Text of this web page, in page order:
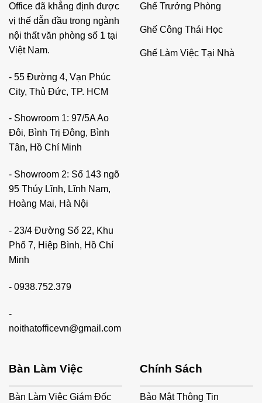
Office đã khẳng định được
vị thế dẫn đầu trong ngành
nội thất văn phòng số 1 tại
Việt Nam.
- 55 Đường 4, Vạn Phúc
City, Thủ Đức, TP. HCM
- Showroom 1: 97/5A Ao
Đôi, Bình Trị Đông, Bình
Tân, Hồ Chí Minh
- Showroom 2: Số 143 ngõ
95 Thúy Lĩnh, Lĩnh Nam,
Hoàng Mai, Hà Nội
- 23/4 Đường Số 22, Khu
Phố 7, Hiệp Bình, Hồ Chí
Minh
- 0938.752.379
-
noithatofficevn@gmail.com
Ghế Trưởng Phòng
Ghế Công Thái Học
Ghế Làm Việc Tại Nhà
Bàn Làm Việc
Bàn Làm Việc Giám Đốc
Chính Sách
Bảo Mật Thông Tin